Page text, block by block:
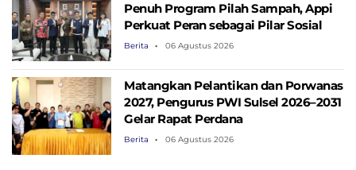
Penuh Program Pilah Sampah, Appi
Perkuat Peran sebagai Pilar Sosial
Berita 06 Agustus 2026
Matangkan Pelantikan dan Porwanas
2027, Pengurus PWI Sulsel 2026–2031
Gelar Rapat Perdana
Berita 06 Agustus 2026